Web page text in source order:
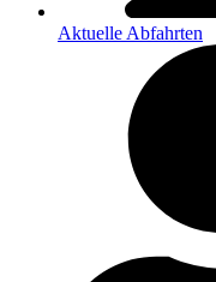
Aktuelle Abfahrten